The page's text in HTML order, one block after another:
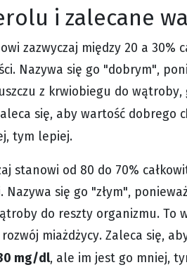
i zalecane
zazwyczaj między 20 a 30%
Nazywa się go "dobrym",
z krwiobiegu do
się, aby wartość dobrego c
tym lepiej.
stanowi od 80 do 70%
się go "złym",
do reszty organizmu. To
miażdżycy. Zaleca się,
mg/dl, ale im jest go mniej,